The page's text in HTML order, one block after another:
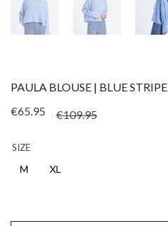
PAULA BLOUSE | BLUE STRIPE
€109.95
€65.95
SIZE
M XL